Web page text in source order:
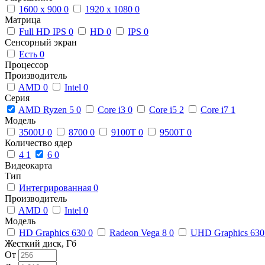
1600 x 900 0 1920 x 1080 0
Матрица
Full HD IPS 0 HD 0 IPS 0
Сенсорный экран
Есть 0
Процессор
Производитель
AMD 0 Intel 0
Серия
AMD Ryzen 5 0 Core i3 0 Core i5 2 Core i7 1
Модель
3500U 0 8700 0 9100T 0 9500T 0
Количество ядер
4 1 6 0
Видеокарта
Тип
Интегрированная 0
Производитель
AMD 0 Intel 0
Модель
HD Graphics 630 0 Radeon Vega 8 0
UHD Graphics
Жесткий диск, Гб
От